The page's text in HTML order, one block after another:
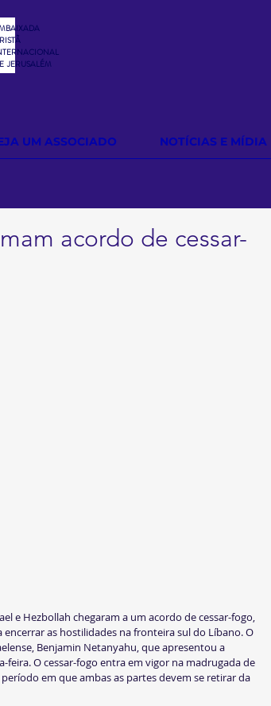
JERUSALÉM
UM ASSOCIADO NOTÍCIAS E MÍDIA
acordo de cessar-
e Hezbollah chegaram a um acordo de cessar-fogo,
as hostilidades na fronteira sul do Líbano. O
Benjamin Netanyahu, que apresentou a
feira. O cessar-fogo entra em vigor na madrugada de
em que ambas as partes devem se retirar da